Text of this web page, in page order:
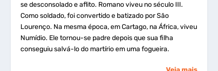
se desconsolado e aflito. Romano viveu no século III.
Como soldado, foi convertido e batizado por São
Lourenço. Na mesma época, em Cartago, na África, viveu
Numídio. Ele tornou-se padre depois que sua filha
conseguiu salvá-lo do martírio em uma fogueira.